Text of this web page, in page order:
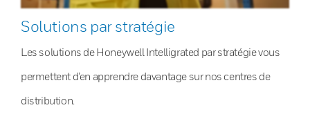
Solutions par stratégie
Les solutions de Honeywell Intelligrated par stratégie vous
permettent d’en apprendre davantage sur nos centres de
distribution.